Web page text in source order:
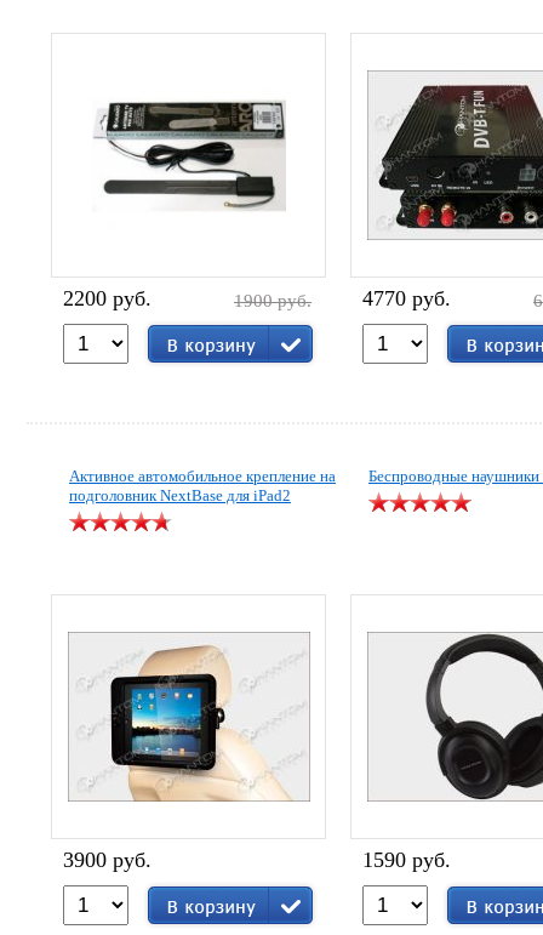
2200 руб. 1900 руб. 4770 руб.
Активное автомобильное крепление на
подголовник NextBase для iPad2
3900 руб.
Беспроводные
1590 руб.